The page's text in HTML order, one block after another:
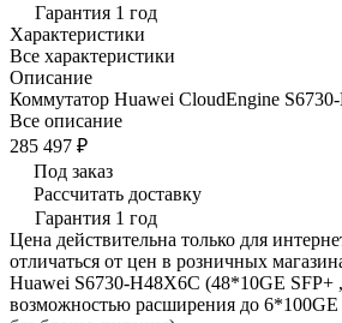
Гарантия 1 год
Характеристики
Все характеристики
Описание
Коммутатор Huawei CloudEngine
Все описание
285 497 ₽
Под заказ
Рассчитать доставку
Гарантия 1 год
Цена действительна только для
отличаться от цен в розничных
Huawei S6730-H48X6C (48*10GE SFP+
возможностью расширения до 6*100GE